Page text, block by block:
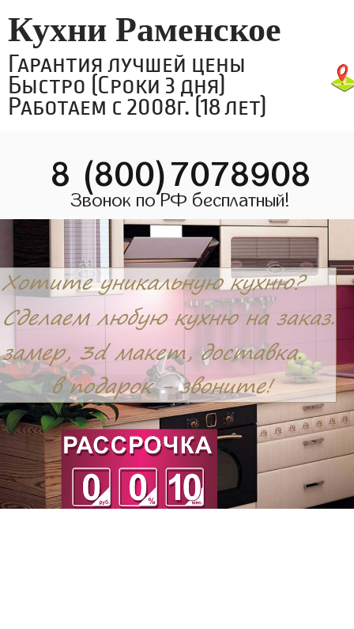
Кухни Раменское
Гарантия лучшей цены
Быстро (Сроки 3 дня)
Работаем с 2008г. (18 лет)
8 (800)7078908
Звонок по РФ бесплатный!